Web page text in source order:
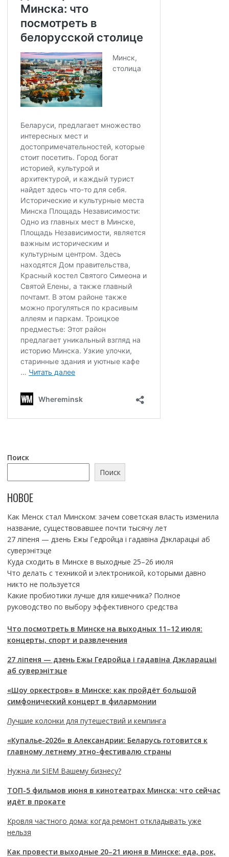
Поиск
Поиск
НОВОЕ
Как Менск стал Минском: зачем советская власть изменила
название, существовавшее почти тысячу лет
27 ліпеня — дзень Ежы Гедройца і гадавіна Дэкларацыі аб
суверэнітэце
Куда сходить в Минске в выходные 25–26 июля
Что делать с техникой и электроникой, которыми давно
никто не пользуется
Какие пробиотики лучше для кишечника? Полное
руководство по выбору эффективного средства
Что посмотреть в Минске на выходных 11–12 июля:
концерты, спорт и развлечения
27 ліпеня — дзень Ежы Гедройца і гадавіна Дэкларацыі
аб суверэнітэце
«Шоу оркестров» в Минске: как пройдёт большой
симфонический концерт в филармонии
Лучшие колонки для путешествий и кемпинга
«Купалье-2026» в Александрии: Беларусь готовится к
главному летнему этно-фестивалю страны
Нужна ли SIEM Вашему бизнесу?
ТОП-5 фильмов июня в кинотеатрах Минска: что сейчас
идёт в прокате
Кровля частного дома: когда ремонт откладывать уже
нельзя
Как провести выходные 20–21 июня в Минске: еда, рок,